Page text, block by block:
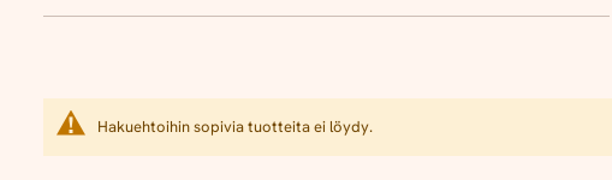
Hakuehtoihin sopivia tuotteita ei löydy.